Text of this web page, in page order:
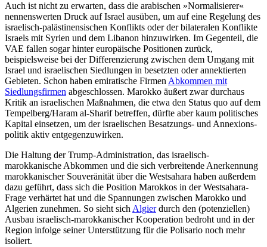
Auch ist nicht zu erwarten, dass die arabischen »Normalisierer«
nennenswerten Druck auf Israel ausüben, um auf eine Regelung des
israelisch-palästinensischen Konflikts oder der bilateralen Konflikte
Israels mit Syrien und dem Libanon hin­zuwirken. Im Gegenteil, die
VAE fallen sogar hinter europäische Positionen zurück,
beispielsweise bei der Differenzierung zwi­schen dem Umgang mit
Israel und israe­lischen Siedlungen in besetzten oder annek­tierten
Gebieten. Schon haben emiratische Firmen Abkommen mit
Siedlungsfirmen abgeschlossen. Marokko äußert zwar durch­aus
Kritik an israelischen Maßnahmen, die etwa den Status quo auf dem
Tempelberg/Haram al-Sharif betreffen, dürfte aber kaum politisches
Kapital einsetzen, um der israelischen Besatzungs- und Annexions­
politik aktiv entgegenzuwirken.
Die Haltung der Trump-Administration, das israelisch-
marokkanische Abkommen und die sich verbreitende Anerkennung
marokkanischer Souveränität über die Westsahara haben außerdem
dazu geführt, dass sich die Position Marokkos in der West­sahara-
Frage verhärtet hat und die Span­nun­gen zwischen Marokko und
Algerien zu­nehmen. So sieht sich Algierdurch den (potenziellen)
Ausbau israelisch-marokka­nischer Kooperation bedroht und in der
Region infolge seiner Unterstützung für die Polisario noch mehr
isoliert.